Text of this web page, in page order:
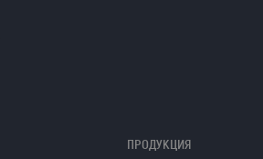
ПРОДУКЦИЯ